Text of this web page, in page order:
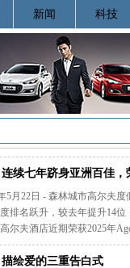
新闻 科技
续七年跻身亚洲百佳
5月22日 - 森林城市高尔夫
排名跃升，较去年提升14
尔夫酒店近期荣获2025年
绘爱的三重告白式